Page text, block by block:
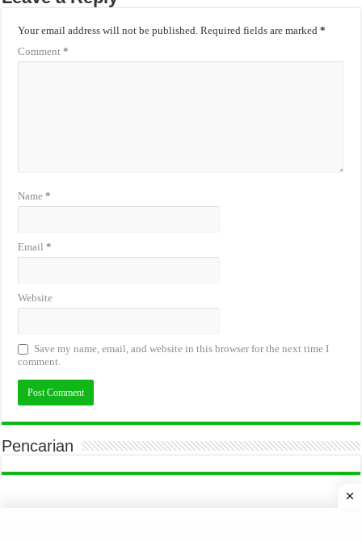
Your email address will not be published. Required fields are marked*
Comment*
Name*
Email*
Website
Save my name, email, and website in this browser for the next time I
comment.
Pencarian